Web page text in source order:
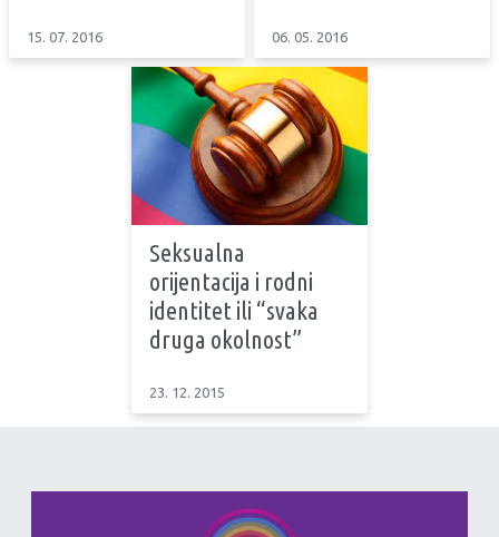
15. 07. 2016 06. 05. 2016
Seksualna
orijentacija i rodni
identitet ili “svaka
druga okolnost”
23. 12. 2015